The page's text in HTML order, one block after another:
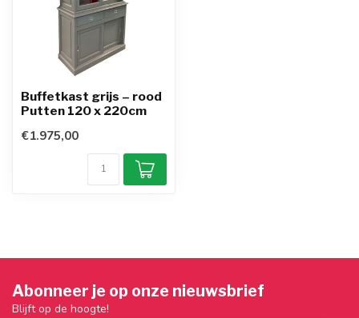
Buffetkast grijs – rood
Putten 120 x 220cm
€1.975,00
Abonneer je op onze nieuwsbrief
Blijft op de hoogte!